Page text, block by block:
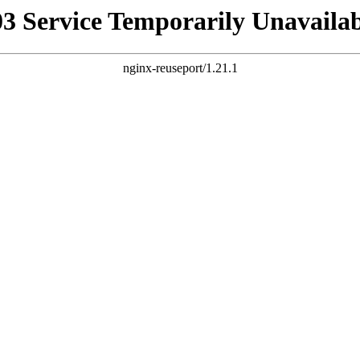
Service Temporarily
nginx-reuseport/1.21.1